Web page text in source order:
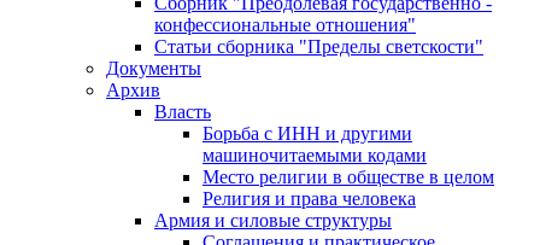
конфессиональные отношения"
Статьи сборника "Пределы светскости"
Документы
Архив
Власть
Борьба с ИНН и другими
машиночитаемыми кодами
Место религии в обществе в целом
Религия и права человека
Армия и силовые структуры